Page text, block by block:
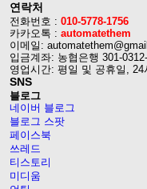
연락처
전화번호 : 010-5778-1756
카카오톡 : automatethem
이메일:
입금계좌: 농협은행 301-
영업시간: 평일 및 공휴일,
SNS
블로그
네이버 블로그
블로그 스팟
페이스북
쓰레드
티스토리
미디움